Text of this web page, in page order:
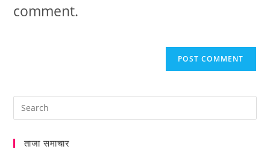
comment.
ताजा समाचार